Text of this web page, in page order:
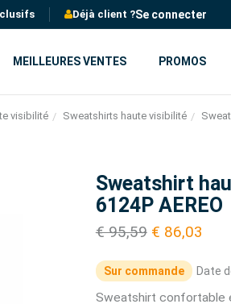
Déjà client ?Se connecter
MEILLEURES VENTES PROMOS
visibilité Sweatshirts haute visibilité
Sweatshirt
6124P AEREO
€ 95,59 € 86,03
Sur commande Date
Sweatshirt confortable